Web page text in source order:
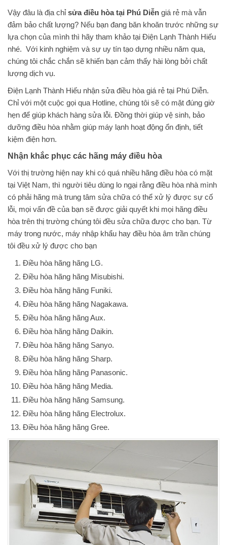
Vậy đâu là địa chỉsửa điều hòa tại Phú Diễn giá rẻ mà vẫn
đảm bảo chất lượng? Nếu bạn đang băn khoăn trước những sự
lựa chọn của mình thì hãy tham khảo tại Điện Lạnh Thành Hiếu
nhé. Với kinh nghiệm và sự uy tín tạo dựng nhiều năm qua,
chúng tôi chắc chắn sẽ khiến bạn cảm thấy hài lòng bởi chất
lượng dịch vụ.
Điện Lạnh Thành Hiếu nhận sửa điều hòa giá rẻ tại Phú Diễn.
Chỉ với một cuộc gọi qua Hotline, chúng tôi sẽ có mặt đúng giờ
hẹn để giúp khách hàng sửa lỗi. Đồng thời giúp vệ sinh, bảo
dưỡng điều hòa nhằm giúp máy lạnh hoạt động ổn định, tiết
kiệm điện hơn.
Nhận khắc phục các hãng máy điều hòa
Với thị trường hiện nay khi có quá nhiều hãng điều hòa có mặt
tại Việt Nam, thì người tiêu dùng lo ngại rằng điều hòa nhà mình
có phải hãng mà trung tâm sửa chữa có thể xử lý được sự cố
lỗi, mọi vấn đề của bạn sẽ được giải quyết khi mọi hãng điều
hòa trên thị trường chúng tôi đều sửa chữa được cho bạn. Từ
máy trong nước, máy nhập khẩu hay điều hòa âm trần chúng
tôi đều xử lý được cho bạn
Điều hòa hãng hãng LG.
Điều hòa hãng hãng Misubishi.
Điều hòa hãng hãng Funiki.
Điều hòa hãng hãng Nagakawa.
Điều hòa hãng hãng Aux.
Điều hòa hãng hãng Daikin.
Điều hòa hãng hãng Sanyo.
Điều hòa hãng hãng Sharp.
Điều hòa hãng hãng Panasonic.
Điều hòa hãng hãng Media.
Điều hòa hãng hãng Samsung.
Điều hòa hãng hãng Electrolux.
Điều hòa hãng hãng Gree.